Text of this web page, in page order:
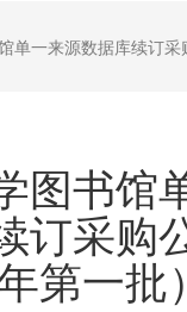
单一来源数据库续订
图书馆
订采购
第一批）